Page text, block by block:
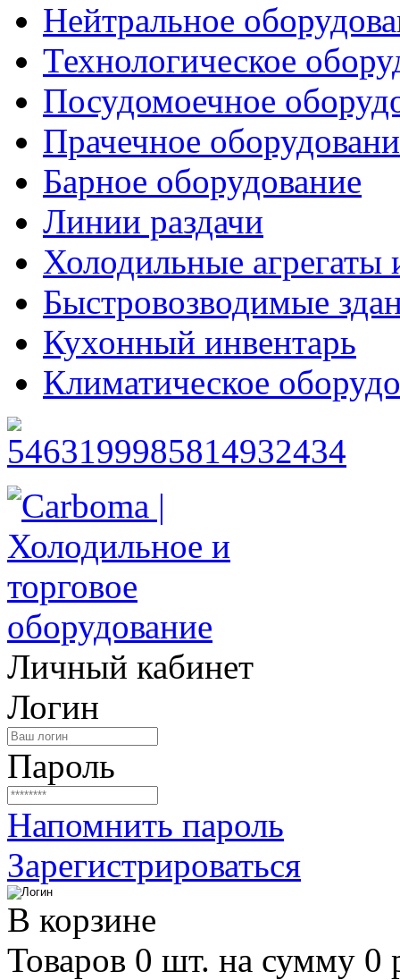
Нейтральное
Технологическое
Посудомоечное
Прачечное
Барное оборудование
Линии раздачи
Холодильные агрегаты
Быстровозводимые
Кухонный инвентарь
Климатическое
Личный кабинет
Логин
Пароль
Напомнить пароль
Зарегистрироваться
В корзине
Товаров 0 шт. на сумму 0